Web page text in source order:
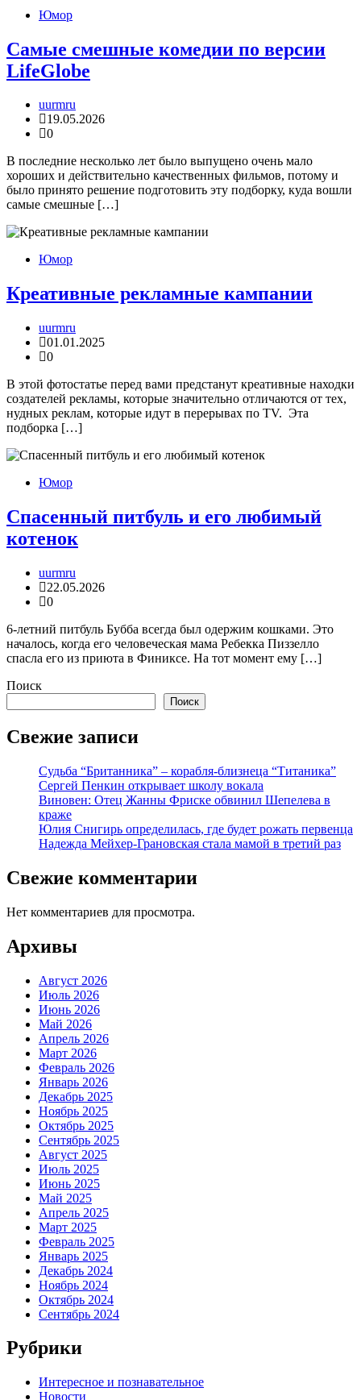
Юмор
Самые смешные комедии по версии
LifeGlobe
uurmru
19.05.2026
0
В последние несколько лет было выпущено очень мало
хороших и действительно качественных фильмов, потому и
было принято решение подготовить эту подборку, куда вошли
самые смешные […]
Юмор
Креативные рекламные кампании
uurmru
01.01.2025
0
В этой фотостатье перед вами предстанут креативные находки
создателей рекламы, которые значительно отличаются от тех,
нудных реклам, которые идут в перерывах по TV. Эта
подборка […]
Юмор
Спасенный питбуль и его любимый
котенок
uurmru
22.05.2026
0
6-летний питбуль Бубба всегда был одержим кошками. Это
началось, когда его человеческая мама Ребекка Пиззелло
спасла его из приюта в Финиксе. На тот момент ему […]
Поиск
Поиск
Свежие записи
Судьба “Британника” – корабля-близнеца “Титаника”
Сергей Пенкин открывает школу вокала
Виновен: Отец Жанны Фриске обвинил Шепелева в
краже
Юлия Снигирь определилась, где будет рожать первенца
Надежда Мейхер-Грановская стала мамой в третий раз
Свежие комментарии
Нет комментариев для просмотра.
Архивы
Август 2026
Июль 2026
Июнь 2026
Май 2026
Апрель 2026
Март 2026
Февраль 2026
Январь 2026
Декабрь 2025
Ноябрь 2025
Октябрь 2025
Сентябрь 2025
Август 2025
Июль 2025
Июнь 2025
Май 2025
Апрель 2025
Март 2025
Февраль 2025
Январь 2025
Декабрь 2024
Ноябрь 2024
Октябрь 2024
Сентябрь 2024
Рубрики
Интересное и познавательное
Новости